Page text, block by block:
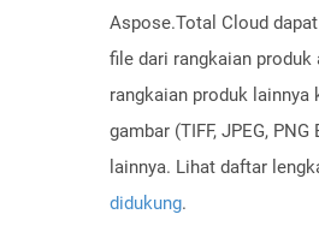
Aspose.Total Cloud
file dari rangkaian produk
rangkaian produk lainnya
gambar (TIFF, JPEG, PNG
lainnya. Lihat daftar
didukung.